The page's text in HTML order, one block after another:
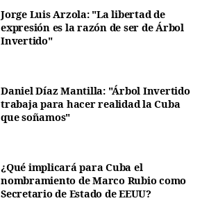
Jorge Luis Arzola: "La libertad de
expresión es la razón de ser de Árbol
Invertido"
Daniel Díaz Mantilla: "Árbol Invertido
trabaja para hacer realidad la Cuba
que soñamos"
¿Qué implicará para Cuba el
nombramiento de Marco Rubio como
Secretario de Estado de EEUU?